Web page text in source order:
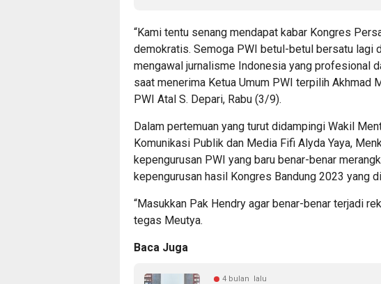
“Kami tentu senang mendapat kabar Kongres
demokratis. Semoga PWI betul-betul bersatu lagi
mengawal jurnalisme Indonesia yang profesional
saat menerima Ketua Umum PWI terpilih Akhmad
PWI Atal S. Depari, Rabu (3/9).
Dalam pertemuan yang turut didampingi Wakil
Komunikasi Publik dan Media Fifi Alyda Yaya,
kepengurusan PWI yang baru benar-benar
kepengurusan hasil Kongres Bandung 2023 yang
“Masukkan Pak Hendry agar benar-benar terjadi
tegas Meutya.
Baca Juga
4 bulan lalu